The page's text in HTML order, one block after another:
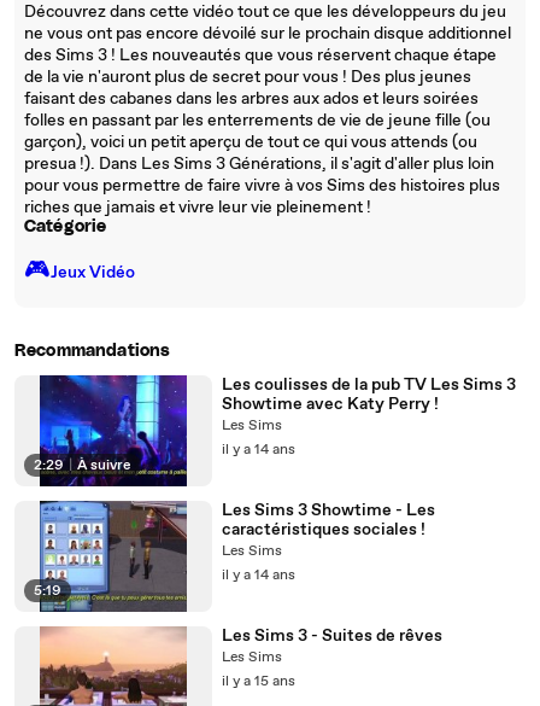
Découvrez dans cette vidéo tout ce que les développeurs du jeu
ne vous ont pas encore dévoilé sur le prochain disque additionnel
des Sims 3 ! Les nouveautés que vous réservent chaque étape
de la vie n'auront plus de secret pour vous ! Des plus jeunes
faisant des cabanes dans les arbres aux ados et leurs soirées
folles en passant par les enterrements de vie de jeune fille (ou
garçon), voici un petit aperçu de tout ce qui vous attends (ou
presua !). Dans Les Sims 3 Générations, il s'agit d'aller plus loin
pour vous permettre de faire vivre à vos Sims des histoires plus
riches que jamais et vivre leur vie pleinement !
Catégorie
🎮️Jeux Vidéo
Recommandations
2:29 À suivre
Les coulisses de la pub TV Les Sims 3
Showtime avec Katy Perry !
Les Sims
il y a 14 ans
5:19
Les Sims 3 Showtime - Les
caractéristiques sociales !
Les Sims
il y a 14 ans
Les Sims 3 - Suites de rêves
Les Sims
il y a 15 ans